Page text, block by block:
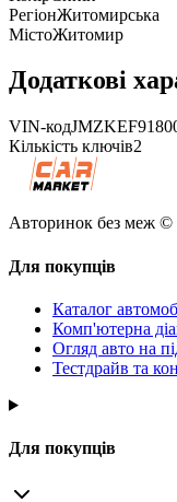
РегіонЖитомирська
МістоЖитомир
Додаткові
VIN-код
Кількість ключів2
Авторинок без меж ©
Для покупців
Каталог
Комп'ютерна
Огляд авто на
Тестдрайв та
Для покупців